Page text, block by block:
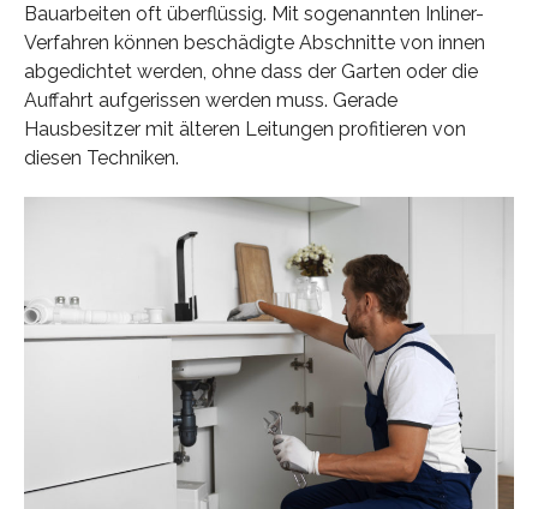
Bauarbeiten oft überflüssig. Mit sogenannten Inliner-
Verfahren können beschädigte Abschnitte von innen
abgedichtet werden, ohne dass der Garten oder die
Auffahrt aufgerissen werden muss. Gerade
Hausbesitzer mit älteren Leitungen profitieren von
diesen Techniken.